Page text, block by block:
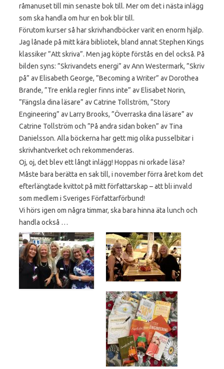
råmanuset till min senaste bok till. Mer om det i nästa inlägg
som ska handla om hur en bok blir till.
Förutom kurser så har skrivhandböcker varit en enorm hjälp.
Jag lånade på mitt kära bibliotek, bland annat Stephen Kings
klassiker ”Att skriva”. Men jag köpte förstås en del också. På
bilden syns: ”Skrivandets energi” av Ann Westermark, ”Skriv
på” av Elisabeth George, ”Becoming a Writer” av Dorothea
Brande, ”Tre enkla regler finns inte” av Elisabet Norin,
”Fängsla dina läsare” av Catrine Tollström, ”Story
Engineering” av Larry Brooks, ”Överraska dina läsare” av
Catrine Tollström och ”På andra sidan boken” av Tina
Danielsson. Alla böckerna har gett mig olika pusselbitar i
skrivhantverket och rekommenderas.
Oj, oj, det blev ett långt inlägg! Hoppas ni orkade läsa?
Måste bara berätta en sak till, i november förra året kom det
efterlängtade kvittot på mitt författarskap – att bli invald
som medlem i Sveriges Författarförbund!
Vi hörs igen om några timmar, ska bara hinna äta lunch och
handla också …